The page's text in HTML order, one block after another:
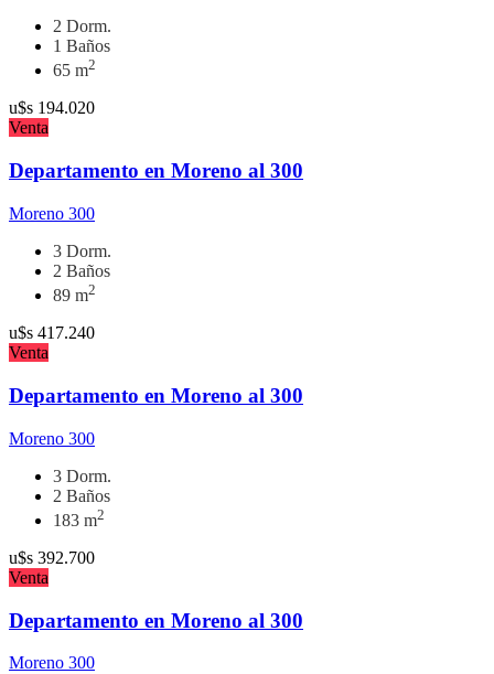
2 Dorm.
1 Baños
65 m2
u$s 194.020
Venta
Departamento en Moreno al 300
Moreno 300
3 Dorm.
2 Baños
89 m2
u$s 417.240
Venta
Departamento en Moreno al 300
Moreno 300
3 Dorm.
2 Baños
183 m2
u$s 392.700
Venta
Departamento en Moreno al 300
Moreno 300